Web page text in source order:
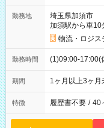
勤務地
埼玉県加須市
加須駅から車10
物流・ロジス
勤務時間 (1)09:00-17:00(
期間 1ヶ月以上3ヶ
特徴 履歴書不要 / 40